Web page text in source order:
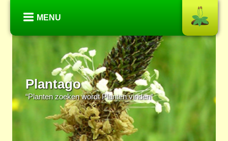
MENU
Plantago
“Planten zoeken wordt Planten vinden”